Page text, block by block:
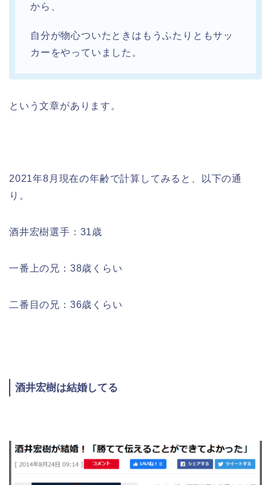
から、
自分が物心ついたときはもうふたりともサッ
カーをやっていました。
という文章があります。
2021年8月現在の年齢で計算してみると、以下の通
り。
酒井宏樹選手：31歳
一番上の兄：38歳くらい
二番目の兄：36歳くらい
酒井宏樹は結婚してる